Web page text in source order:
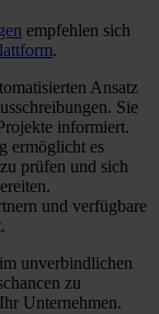
empfehlen sich
.
Ansatz
Sie
informiert.
ermöglicht es
prüfen und sich
und verfügbare
unverbindlichen
zu
Unternehmen.